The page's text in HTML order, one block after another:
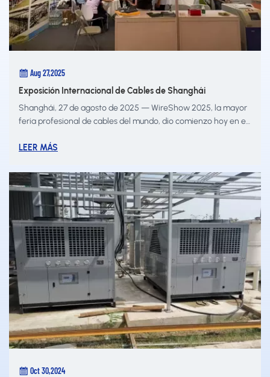
Aug 27,2025
Exposición Internacional de Cables de Shanghái
Shanghái, 27 de agosto de 2025 — WireShow 2025, la mayor
feria profesional de cables del mundo, dio comienzo hoy en el
Louie Vision Trading Company Ltd. presentó sus soluciones
integ...
LEER MÁS
Oct 30,2024